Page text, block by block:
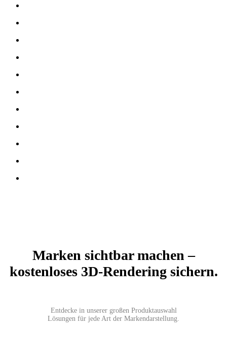
Marken sichtbar machen –
kostenloses 3D-Rendering sichern.
Entdecke in unserer großen Produktauswahl
Lösungen für jede Art der Markendarstellung.